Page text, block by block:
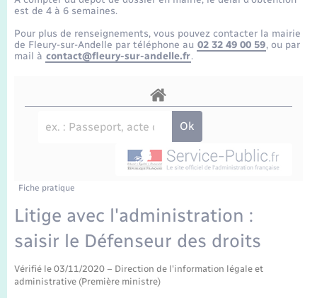
Etat-civil - Papiers - Citoyenneté
Mariage – PACS
Recensement
Loisirs
Organisation d’événement
Sécurité - Prévention
Transports scolaires
Travaux - Autorisation d’occupation de l’espace
public
Compétences
Présentation de la commune
La Communauté de communes
est de 4 à 6 semaines.
Pour plus de renseignements, vous pouvez contacter la mairie
de Fleury-sur-Andelle par téléphone au 02 32 49 00 59, ou par
mail à contact@fleury-sur-andelle.fr.
Fiche pratique
Litige avec l'administration :
saisir le Défenseur des droits
Vérifié le 03/11/2020 – Direction de l'information légale et
administrative (Première ministre)